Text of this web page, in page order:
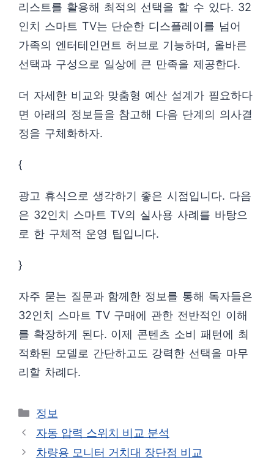
리스트를 활용해 최적의 선택을 할 수 있다. 32
인치 스마트 TV는 단순한 디스플레이를 넘어
가족의 엔터테인먼트 허브로 기능하며, 올바른
선택과 구성으로 일상에 큰 만족을 제공한다.
더 자세한 비교와 맞춤형 예산 설계가 필요하다
면 아래의 정보들을 참고해 다음 단계의 의사결
정을 구체화하자.
{
광고 휴식으로 생각하기 좋은 시점입니다. 다음
은 32인치 스마트 TV의 실사용 사례를 바탕으
로 한 구체적 운영 팁입니다.
}
자주 묻는 질문과 함께한 정보를 통해 독자들은
32인치 스마트 TV 구매에 관한 전반적인 이해
를 확장하게 된다. 이제 콘텐츠 소비 패턴에 최
적화된 모델로 간단하고도 강력한 선택을 마무
리할 차례다.
카
테
정보
자동 압력 스위치 비교 분석
차량용 모니터 거치대 장단점 비교